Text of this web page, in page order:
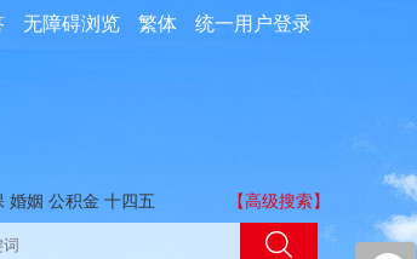
统一用户登录
繁体
无障碍浏览
婚姻 公积金 十四五 【高级搜索】